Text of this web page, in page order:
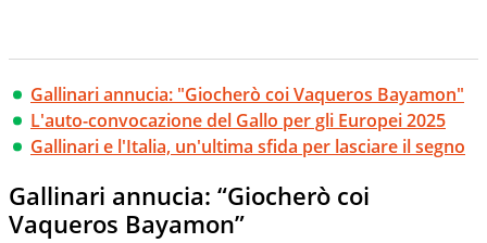
Gallinari annucia: "Giocherò coi Vaqueros Bayamon"
L'auto-convocazione del Gallo per gli Europei 2025
Gallinari e l'Italia, un'ultima sfida per lasciare il segno
Gallinari annucia: “Giocherò coi
Vaqueros Bayamon”